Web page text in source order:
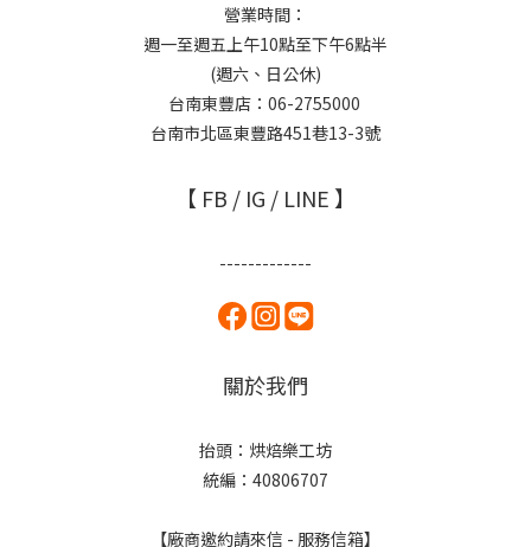
營業時間：
週一至週五上午10點至下午6點半
(週六、日公休)
台南東豐店：06-2755000
台南市北區東豐路451巷13-3號
【 FB / IG / LINE 】
-------------
關於我們
抬頭：烘焙樂工坊
統編：40806707
【廠商邀約請來信 - 服務信箱】